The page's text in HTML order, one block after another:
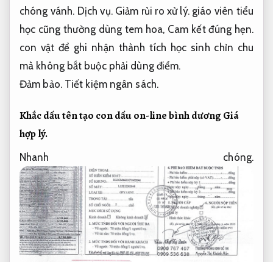
chóng vánh. Dịch vụ. Giảm rủi ro xử lý.giáo viên tiểu
học cũng thường dùng tem hoa, Cam kết đúng hẹn.
con vật để ghi nhận thành tích học sinh chỉn chu
mà không bắt buộc phải dùng điểm.
Đảm bảo. Tiết kiệm ngân sách.
Khắc dấu tên tạo con dấu on-line bình dươngGiá
hợp lý.
Nhanh chóng.